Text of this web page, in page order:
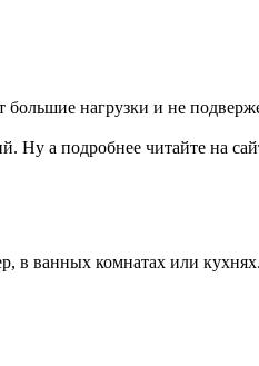
нагрузки и не
Ну а подробнее читайте на
в ванных комнатах или кухнях.